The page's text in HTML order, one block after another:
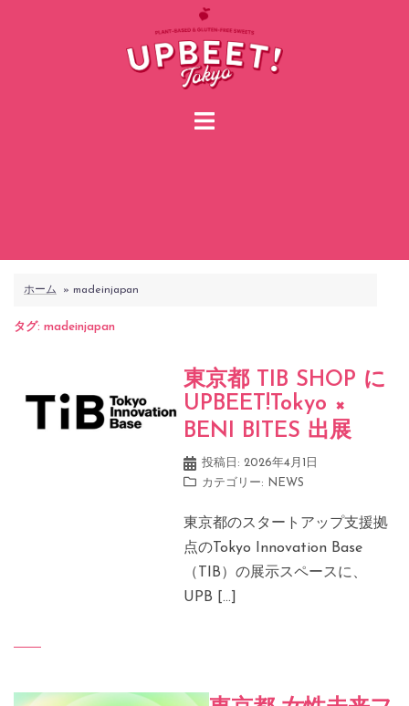
ホーム » madeinjapan
タグ: madeinjapan
東京都 TIB SHOP に
UPBEET!Tokyo ×
BENI BITES 出展
投稿日: 2026年4月1日
カテゴリー:
NEWS
東京都のスタートアップ支援拠
点のTokyo Innovation Base
（TIB）の展示スペースに、
UPB […]